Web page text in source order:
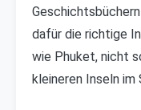
dafür die richtige
wie Phuket, nicht
kleineren Inseln im